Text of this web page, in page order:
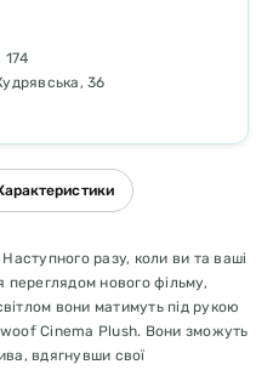
174
36
разу, коли ви та ваші
нового фільму,
вони матимуть під рукою
Cinema Plush. Вони зможуть
вдягнувши свої